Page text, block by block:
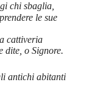
chi sbaglia,
le sue
cattiveria
dite, o Signore.
antichi abitanti